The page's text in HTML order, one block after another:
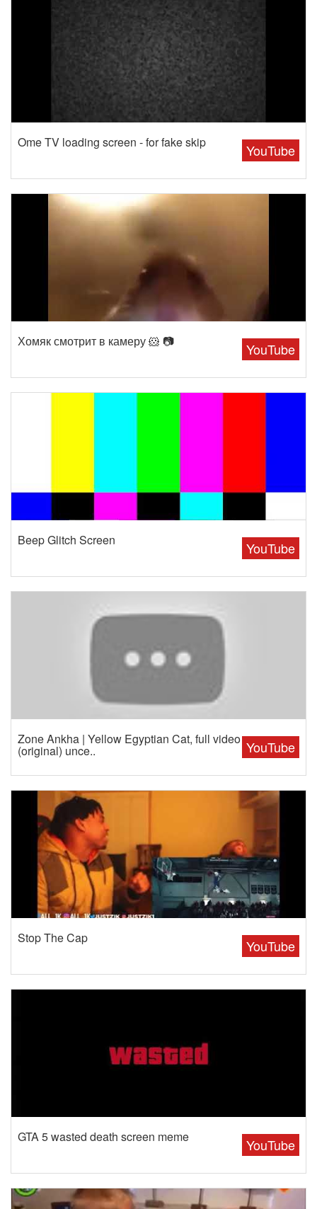
YouTube
Ome TV loading screen - for fake skip
YouTube
Хомяк смотрит в камеру 🐹 📷
YouTube
Beep Glitch Screen
YouTube
Zone Ankha | Yellow Egyptian Cat, full video
(original) unce..
YouTube
Stop The Cap
YouTube
GTA 5 wasted death screen meme